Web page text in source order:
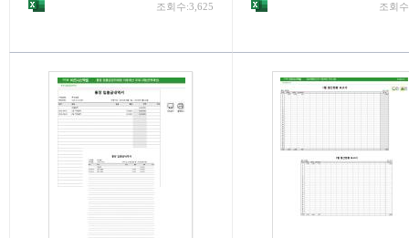
조회수:3,625 조회